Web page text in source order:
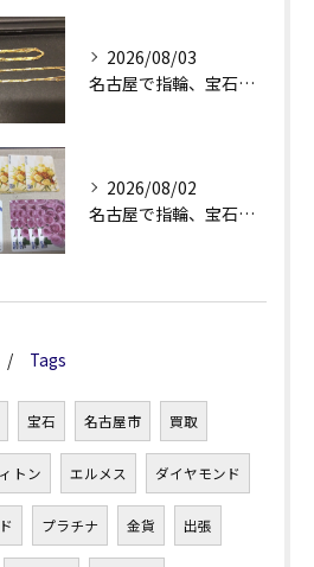
2026/08/03
名古屋で指輪、宝石買取なら当店で！！。
2026/08/02
名古屋で指輪、宝石買取なら当店で！！。
Tags
宝石 名古屋市 買取
トン エルメス ダイヤモンド
プラチナ 金貨 出張